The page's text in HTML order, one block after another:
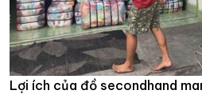
Lợi ích của đồ secondhand